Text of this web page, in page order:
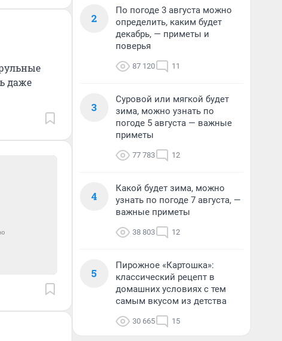
даже
2
По погоде 3 августа можно
определить, каким будет
декабрь, — приметы и
поверья
87 120 11
3
Суровой или мягкой будет
зима, можно узнать по
погоде 5 августа — важные
приметы
77 783 12
4
Какой будет зима, можно
узнать по погоде 7 августа, —
важные приметы
38 803 12
5
Пирожное «Картошка»:
классический рецепт в
домашних условиях с тем
самым вкусом из детства
30 665 15